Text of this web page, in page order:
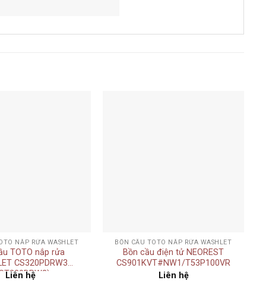
NẮP RỬA WASHLET
TOTO nắp rửa
CS320PDRW3
Liên hệ
BỒN CẦU TOTO NẮP RỬA WASHLET
Bồn cầu điện tử NEOREST
CS901KVT#NW1/T53P100VR
Liên hệ